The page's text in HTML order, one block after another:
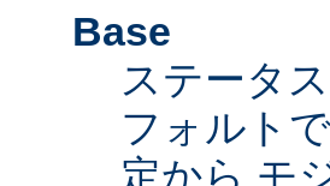
Base
ステータ
フォルト
定から モ